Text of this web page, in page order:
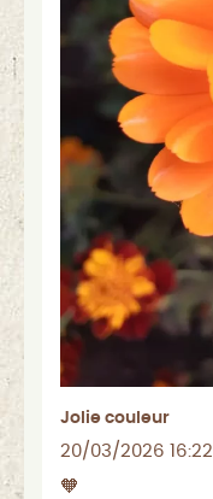
Jolie couleur
20/03/2026 16:22
🧡